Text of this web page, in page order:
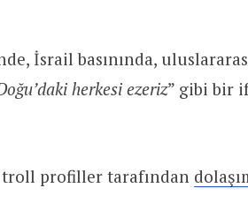
İsrail basınında,
herkesi ezeriz” gibi bir
troll profiller tarafından